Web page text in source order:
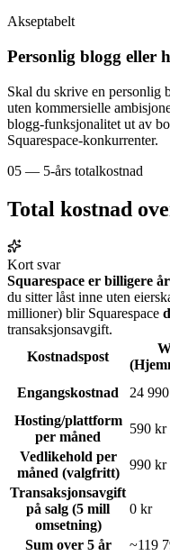
Akseptabelt
Personlig blogg eller
Skal du skrive en personlig
uten kommersielle
blogg-funksjonalitet ut av
Squarespace-konkurrenter.
05 — 5-års totalkostnad
Total kostnad
Kort svar
Squarespace er billigere
du sitter låst inne uten
millioner) blir Squarespace
transaksjonsavgift.
Kostnadspost
Engangskostnad 24
Hosting/plattform
per måned
590 kr
Vedlikehold per
måned (valgfritt)
990 kr
Transaksjonsavgift
på salg (5 mill
omsetning)
0 kr
Sum over 5 år
~119